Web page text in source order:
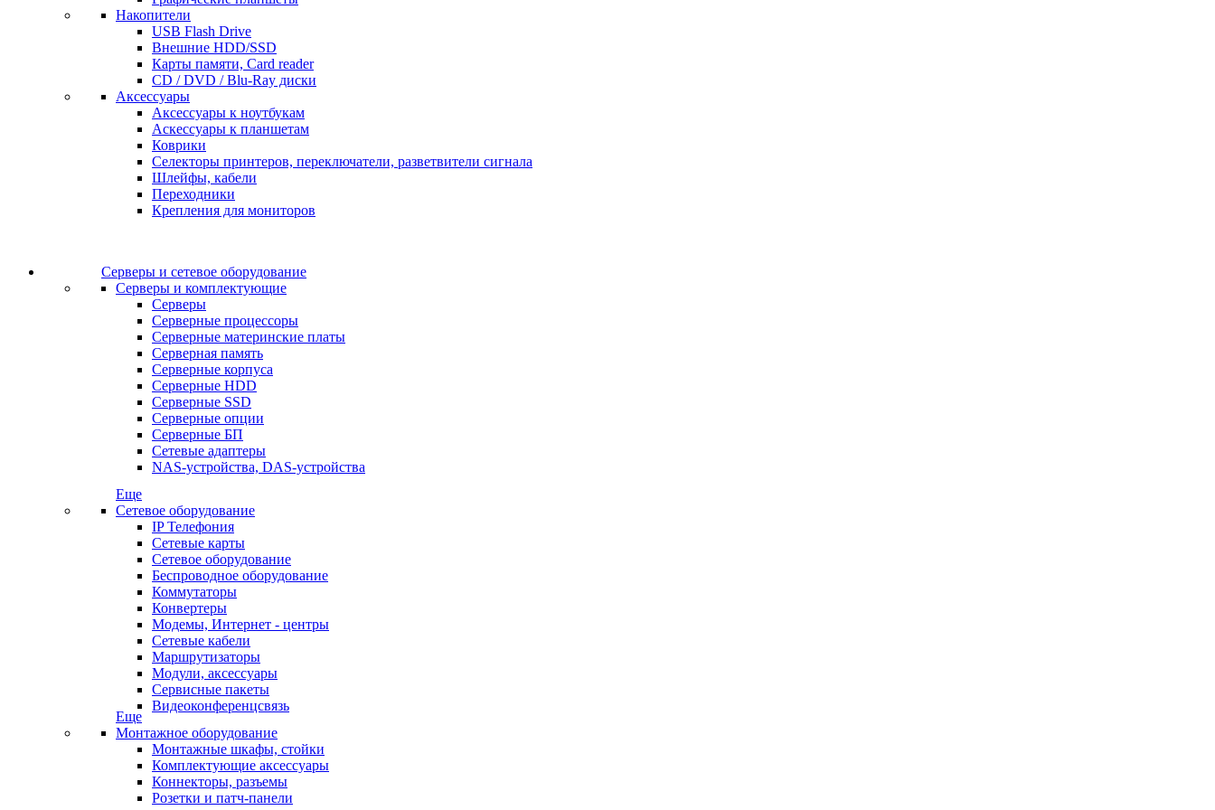
Накопители
USB Flash Drive
Внешние HDD/SSD
Карты памяти, Card reader
CD / DVD / Blu-Ray диски
Аксессуары
Аксессуары к ноутбукам
Аскессуары к планшетам
Коврики
Селекторы принтеров, переключатели, разветвители сигнала
Шлейфы, кабели
Переходники
Крепления для мониторов
Серверы и сетевое оборудование
Серверы и комплектующие
Серверы
Серверные процессоры
Серверные материнские платы
Серверная память
Серверные корпуса
Серверные HDD
Серверные SSD
Серверные опции
Серверные БП
Сетевые адаптеры
NAS-устройства, DAS-устройства
Еще
Сетевое оборудование
IP Телефония
Сетевые карты
Сетевое оборудование
Беспроводное оборудование
Коммутаторы
Конвертеры
Модемы, Интернет - центры
Сетевые кабели
Маршрутизаторы
Модули, аксессуары
Сервисные пакеты
Видеоконференцсвязь
Еще
Монтажное оборудование
Монтажные шкафы, стойки
Комплектующие аксессуары
Коннекторы, разъемы
Розетки и патч-панели